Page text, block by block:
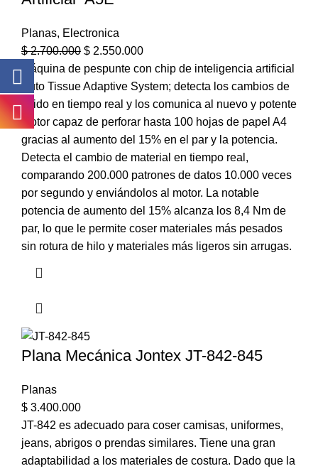
Planas, Electronica
$2.700.000 $ 2.550.000
Máquina de pespunte con chip de inteligencia artificial
Auto Tissue Adaptive System; detecta los cambios de
tejido en tiempo real y los comunica al nuevo y potente
motor capaz de perforar hasta 100 hojas de papel A4
gracias al aumento del 15% en el par y la potencia.
Detecta el cambio de material en tiempo real,
comparando 200.000 patrones de datos 10.000 veces
por segundo y enviándolos al motor. La notable
potencia de aumento del 15% alcanza los 8,4 Nm de
par, lo que le permite coser materiales más pesados
sin rotura de hilo y materiales más ligeros sin arrugas.
Plana Mecánica Jontex JT-842-845
Planas
$ 3.400.000
JT-842 es adecuado para coser camisas, uniformes,
jeans, abrigos o prendas similares. Tiene una gran
adaptabilidad a los materiales de costura. Dado que la